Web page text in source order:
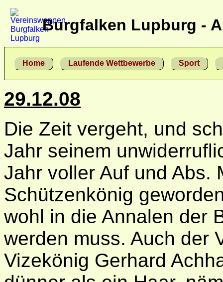
Burgfalken Lupburg -
Home Laufende Wettbewerbe Sport
29.12.08
Die Zeit vergeht, und
Jahr seinem
Jahr voller Auf und Abs.
Schützenkönig
wohl in die Annalen der
werden muss. Auch der
Vizekönig Gerhard